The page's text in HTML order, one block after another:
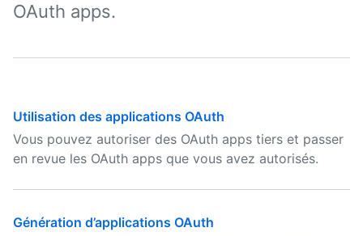
OAuth apps.
Utilisation des applications OAuth
Vous pouvez autoriser des OAuth apps tiers et passer
en revue les OAuth apps que vous avez autorisés.
Génération d’applications OAuth